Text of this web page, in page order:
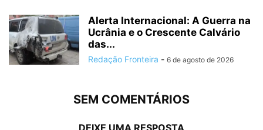
Alerta Internacional: A Guerra na
Ucrânia e o Crescente Calvário
das...
Redação Fronteira - 6 de agosto de 2026
SEM COMENTÁRIOS
DEIXE UMA RESPOSTA